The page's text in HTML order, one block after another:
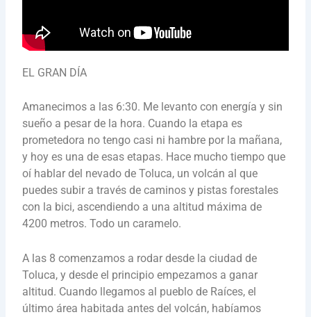
EL GRAN DÍA
Amanecimos a las 6:30. Me levanto con energía y sin
sueño a pesar de la hora. Cuando la etapa es
prometedora no tengo casi ni hambre por la mañana,
y hoy es una de esas etapas. Hace mucho tiempo que
oí hablar del nevado de Toluca, un volcán al que
puedes subir a través de caminos y pistas forestales
con la bici, ascendiendo a una altitud máxima de
4200 metros. Todo un caramelo.
A las 8 comenzamos a rodar desde la ciudad de
Toluca, y desde el principio empezamos a ganar
altitud. Cuando llegamos al pueblo de Raíces, el
último área habitada antes del volcán, habíamos